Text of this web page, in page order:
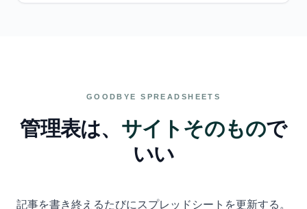
GOODBYE SPREADSHEETS
管理表は、 サイトそのもので
いい
記事を書き終えるたびにスプレッドシートを更新する。